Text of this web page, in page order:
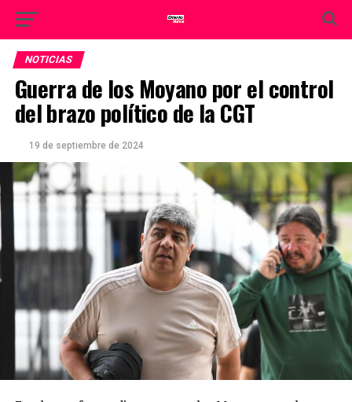
NOTICIAS
Guerra de los Moyano por el control
del brazo político de la CGT
19 de septiembre de 2024